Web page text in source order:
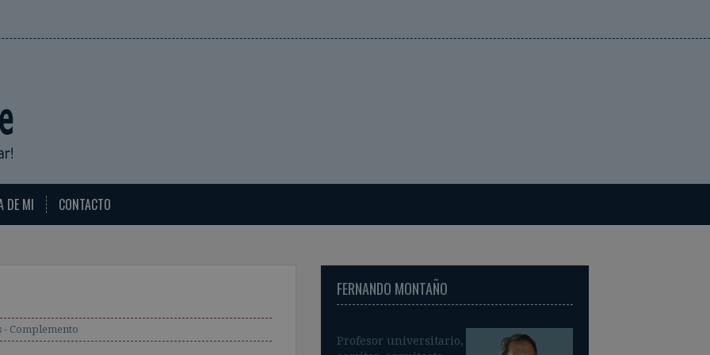
DE MI CONTACTO
Complemento
FERNANDO MONTAÑO
Profesor universitario,